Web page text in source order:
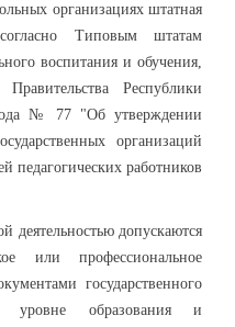
организациях штатная
согласно Типовым штатам
воспитания и обучения,
Республики
№ 77 "Об утверждении
организаций
педагогических работников
допускаются
или профессиональное
государственного
уровне образования и